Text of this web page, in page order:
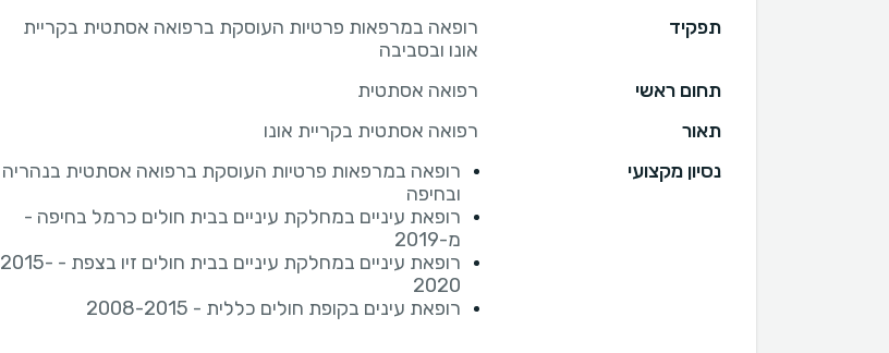
תפקיד
רופאה במרפאות פרטיות העוסקת ברפואה אסתטית בקריית
אונו ובסביבה
תחום ראשי
רפואה אסתטית
תאור
רפואה אסתטית בקריית אונו
נסיון מקצועי
רופאה במרפאות פרטיות העוסקת ברפואה אסתטית בנהריה
ובחיפה
רופאת עיניים במחלקת עיניים בבית חולים כרמל בחיפה -
מ-2019
רופאת עיניים במחלקת עיניים בבית חולים זיו בצפת - 2015-
2020
רופאת עינים בקופת חולים כללית - 2008-2015